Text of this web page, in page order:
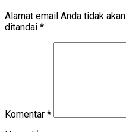
Alamat email Anda tidak
ditandai *
Komentar *